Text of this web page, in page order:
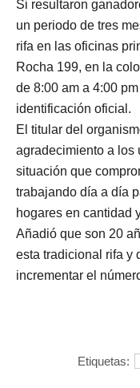
Si resultaron
un periodo de tres
rifa en las oficinas
Rocha 199, en la
de 8:00 am a 4:00
identificación oficial.
El titular del
agradecimiento a los
situación que
trabajando día a día
hogares en cantidad
Añadió que son 20
esta tradicional rifa y
incrementar el
Etiquetas: